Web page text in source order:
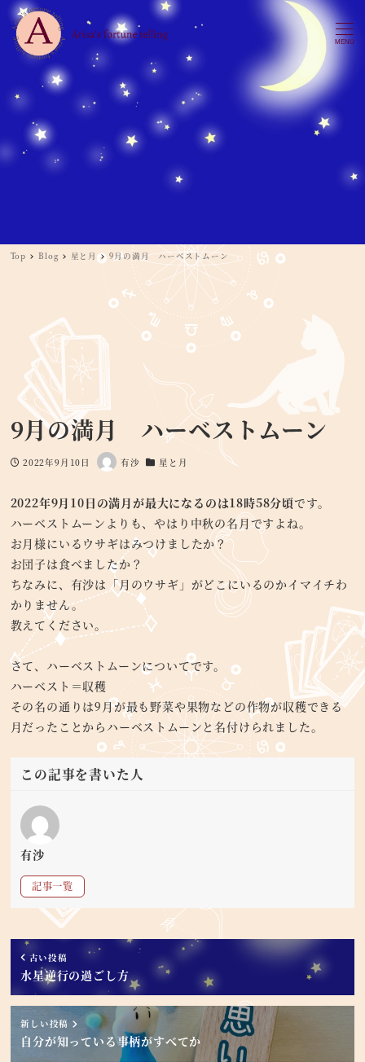
MENU
Top Blog 星と月 9月の満月 ハーベストムーン
9月の満月 ハーベストムーン
投稿日
2022年9月10日
著
有沙
カテゴリー
星と月
2022年9月10日の満月が最大になるのは18時58分頃です。
ハーベストムーンよりも、やはり中秋の名月ですよね。
お月様にいるウサギはみつけましたか？
お団子は食べましたか？
ちなみに、有沙は「月のウサギ」がどこにいるのかイマイチわ
かりません。
教えてください。
さて、ハーベストムーンについてです。
ハーベスト＝収穫
その名の通りは9月が最も野菜や果物などの作物が収穫できる
月だったことからハーベストムーンと名付けられました。
この記事を書いた人
有沙
記事一覧
古い投稿
水星逆行の過ごし方
新しい投稿
自分が知っている事柄がすべてか